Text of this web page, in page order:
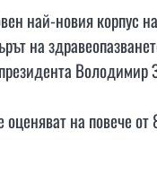
най-новия корпус
на
Володимир
на повече